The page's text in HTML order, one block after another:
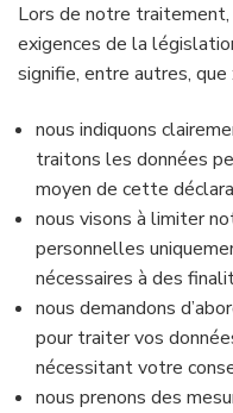
Lors de notre traitement,
exigences de la
signifie, entre autres, que :
nous indiquons
traitons les données
moyen de cette
nous visons à limiter
personnelles
nécessaires à des
nous demandons
pour traiter vos
nécessitant votre
nous prenons des